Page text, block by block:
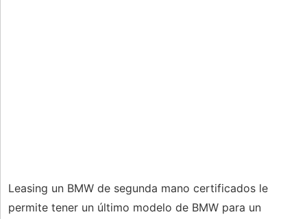
Leasing un BMW de segunda mano certificados le
permite tener un último modelo de BMW para un